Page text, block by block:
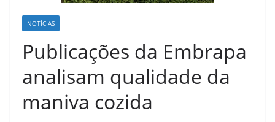
NOTÍCIAS
Publicações da Embrapa
analisam qualidade da
maniva cozida